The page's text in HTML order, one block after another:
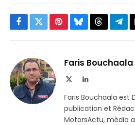
Facebook
TwitterPinterestBlueskyThreads
Faris Bouchaala
LinkedIn
Faris Bouchaala est
publication et
MotorsActu, média